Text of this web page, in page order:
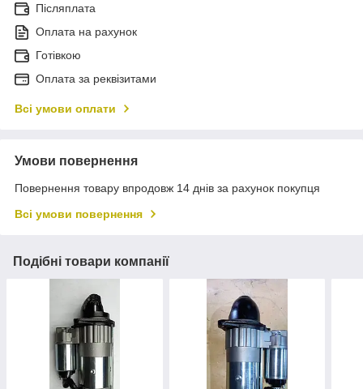
Післяплата
Оплата на рахунок
Готівкою
Оплата за реквізитами
Всі умови оплати
Умови повернення
Повернення товару впродовж 14 днів за рахунок покупця
Всі умови повернення
Подібні товари компанії